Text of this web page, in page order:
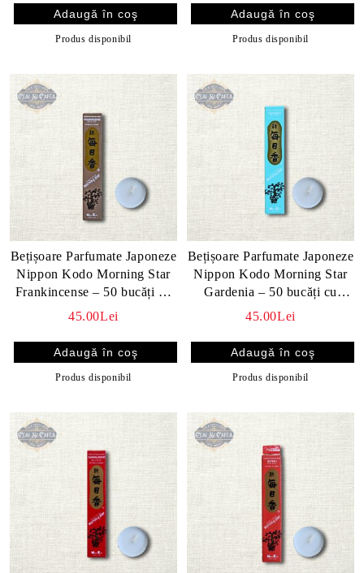
Produs disponibil Produs disponibil
Bețișoare Parfumate Japoneze
Nippon Kodo Morning Star
Frankincense – 50 bucăți cu
suport
45.00Lei
Produs disponibil
Bețișoare Parfumate Japoneze
Nippon Kodo Morning Star
Gardenia – 50 bucăți cu
suport
45.00Lei
Produs disponibil